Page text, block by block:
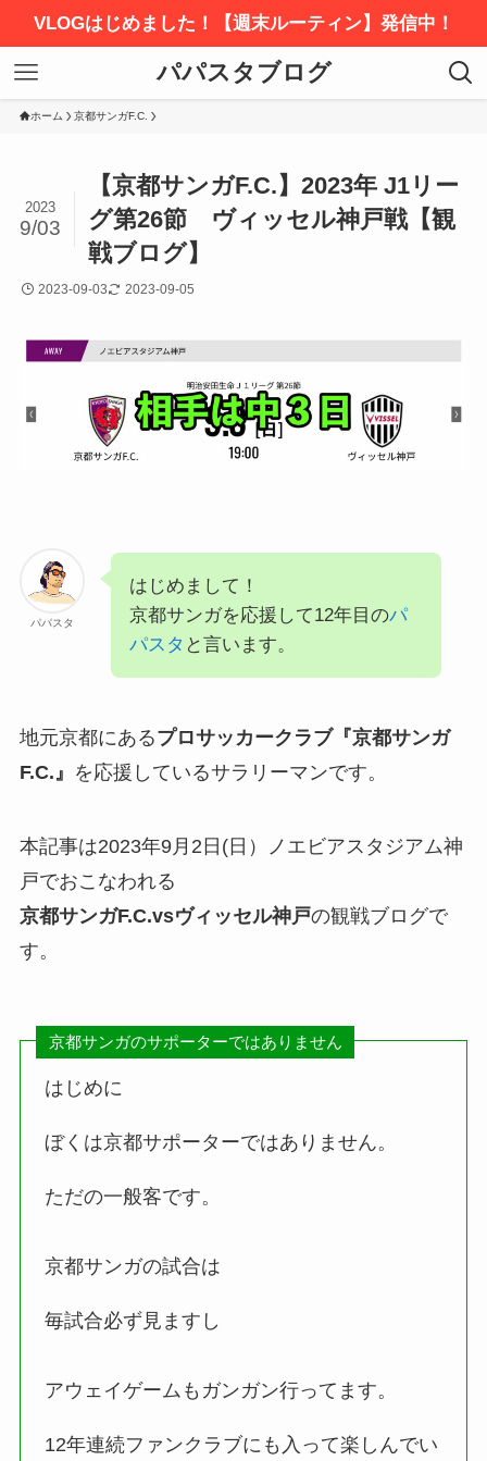
VLOGはじめました！【週末ルーティン】発信中！
パパスタブログ
ホーム 京都サンガF.C.
【京都サンガF.C.】2023年 J1リー
グ第26節 ヴィッセル神戸戦【観
戦ブログ】
2023
9/03
2023-09-03 2023-09-05
パパスタ
はじめまして！
京都サンガを応援して12年目のパ
パスタ と言います。
地元京都にあるプロサッカークラブ『京都サンガ
F.C.』 を応援しているサラリーマンです。
本記事は2023年9月2日(日）ノエビアスタジアム神
戸でおこなわれる
京都サンガF.C.vsヴィッセル神戸の観戦ブログで
す。
京都サンガのサポーターではありません
はじめに
ぼくは京都サポーターではありません。
ただの一般客です。
京都サンガの試合は
毎試合必ず見ますし
アウェイゲームもガンガン行ってます。
12年連続ファンクラブにも入って楽しんでい